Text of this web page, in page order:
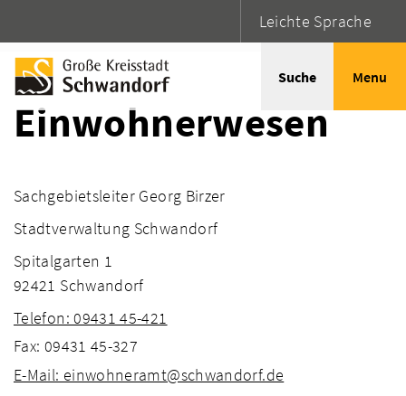
Leichte Sprache
Suche Menu
Einwohnerwesen
Sachgebietsleiter Georg Birzer
Stadtverwaltung Schwandorf
Spitalgarten 1
92421 Schwandorf
Telefon: 09431 45-421
Fax: 09431 45-327
E-Mail: einwohneramt@schwandorf.de